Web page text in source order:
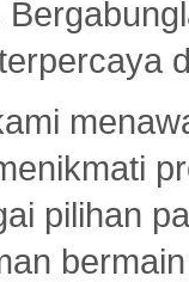
pilihan